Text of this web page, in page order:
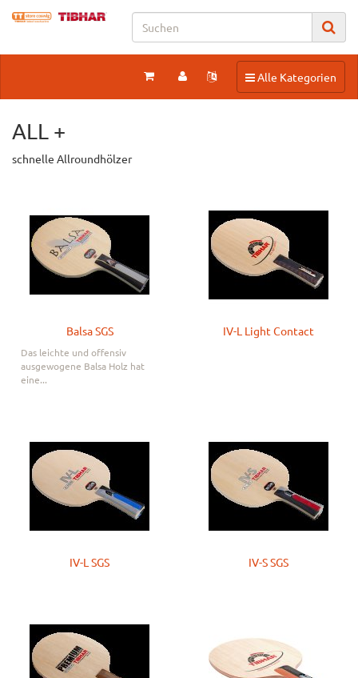
Toggle navigation
Alle Kategorien
ALL +
schnelle Allroundhölzer
Balsa SGS
Das leichte und offensiv
ausgewogene Balsa Holz hat
eine...
IV-L Light Contact
IV-L SGS IV-S SGS